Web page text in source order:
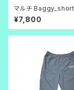
マルチ
¥7,800